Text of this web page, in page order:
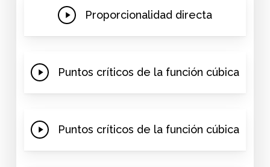
Play
Proporcionalidad directa
Play
Puntos críticos de la función cúbica
Play
Puntos críticos de la función cúbica